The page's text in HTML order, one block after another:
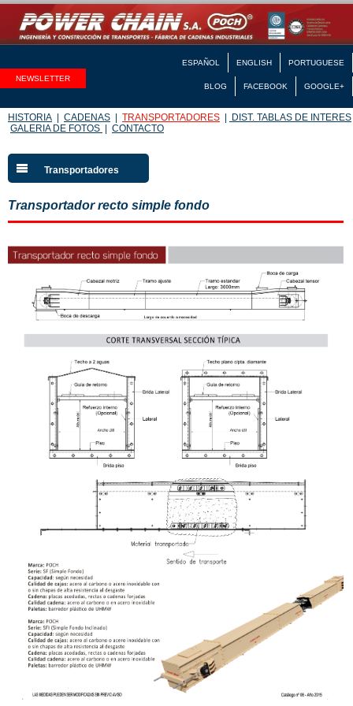
NEWSLETTER
ESPAÑOL ENGLISH PORTUGUESE
BLOG FACEBOOK GOOGLE+
HISTORIA | CADENAS | TRANSPORTADORES | DIST. TABLAS DE INTERES
GALERIA DE FOTOS | CONTACTO
Transportadores
Transportador recto simple fondo